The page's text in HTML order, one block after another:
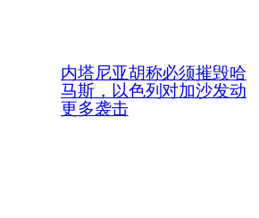
内塔尼亚胡称必须摧毁哈
马斯，以色列对加沙发动
更多袭击